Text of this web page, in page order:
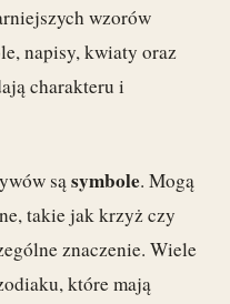
wzorów
napisy, kwiaty oraz
charakteru i
sąsymbole. Mogą
takie jak krzyż czy
znaczenie. Wiele
które mają